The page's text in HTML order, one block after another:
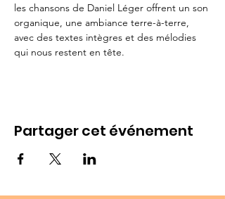
les chansons de Daniel Léger offrent un son
organique, une ambiance terre-à-terre,
avec des textes intègres et des mélodies
qui nous restent en tête.
Partager cet événement